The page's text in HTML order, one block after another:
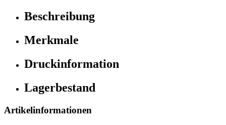
Beschreibung
Merkmale
Druckinformation
Lagerbestand
Artikelinformationen